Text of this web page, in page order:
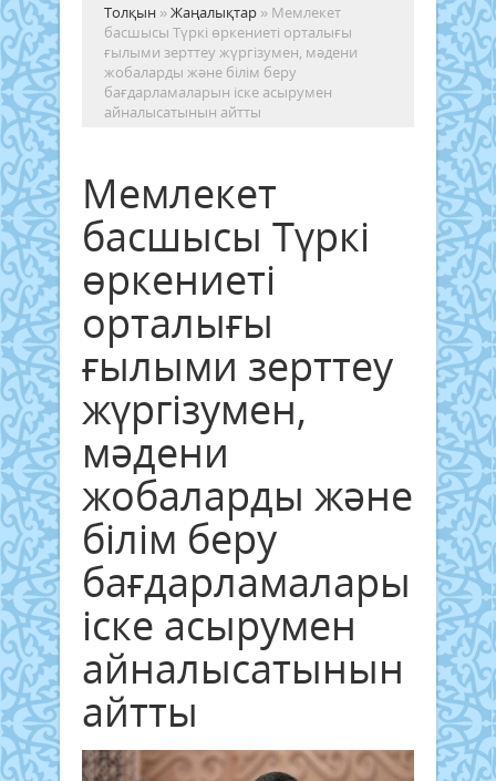
Толқын »Жаңалықтар » Мемлекет
басшысы Түркі өркениеті орталығы
ғылыми зерттеу жүргізумен, мәдени
жобаларды және білім беру
бағдарламаларын іске асырумен
айналысатынын айтты
Мемлекет
басшысы Түркі
өркениеті
орталығы
ғылыми зерттеу
жүргізумен,
мәдени
жобаларды және
білім беру
бағдарламаларын
іске асырумен
айналысатынын
айтты